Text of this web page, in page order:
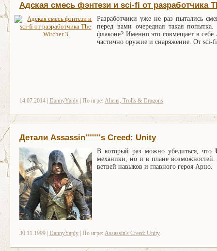
Адская смесь фэнтези и sci-fi от разработчика
Разработчики уже не раз пытались
перед вами очередная такая
флаконе? Именно это совмещает в себе
частично оружие и снаряжение. От
14.07.2014 | DannyYaply | По игре: Aliens, Trolls & Dragons
Детали Assassin''''''''s Creed: Unity
В который раз можно убедиться, что
механики, но и в плане
ветвей навыков и главного героя Арно.
30.11.1999 | DannyYaply | По игре: Assassin's Creed: Unity